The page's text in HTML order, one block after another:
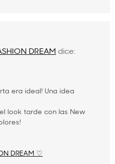
DREAM dice:
era ideal! Una idea
look tarde con las New
DREAM ♡